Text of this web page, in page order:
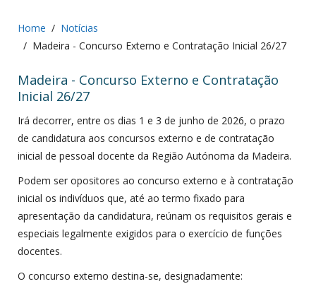
Home
Notícias
Madeira - Concurso Externo e Contratação Inicial 26/27
Madeira - Concurso Externo e Contratação
Inicial 26/27
Irá decorrer, entre os dias 1 e 3 de junho de 2026, o prazo
de candidatura aos concursos externo e de contratação
inicial de pessoal docente da Região Autónoma da Madeira.
Podem ser opositores ao concurso externo e à contratação
inicial os indivíduos que, até ao termo fixado para
apresentação da candidatura, reúnam os requisitos gerais e
especiais legalmente exigidos para o exercício de funções
docentes.
O concurso externo destina-se, designadamente: